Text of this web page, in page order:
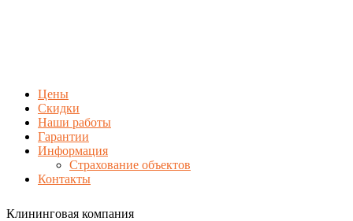
Цены
Скидки
Наши работы
Гарантии
Информация
Страхование объектов
Контакты
Клининговая компания